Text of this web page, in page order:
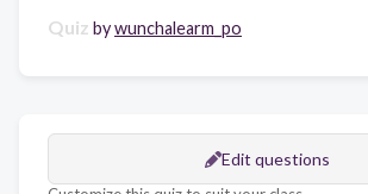
Quiz bywunchalearm_po
Edit questions